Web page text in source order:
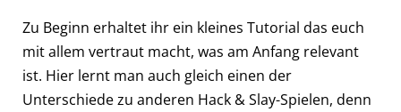
Zu Beginn erhaltet ihr ein kleines Tutorial das euch
mit allem vertraut macht, was am Anfang relevant
ist. Hier lernt man auch gleich einen der
Unterschiede zu anderen Hack & Slay-Spielen, denn